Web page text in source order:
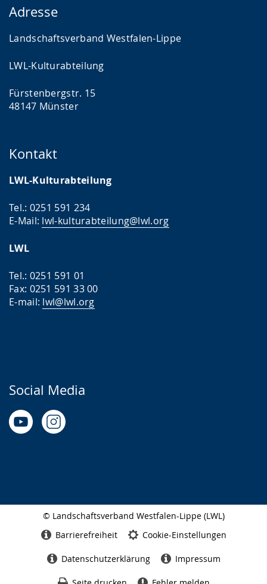
Adresse
Landschaftsverband Westfalen-Lippe
LWL-Kulturabteilung
Fürstenbergstr. 15
48147 Münster
Kontakt
LWL-Kulturabteilung
Tel.: 0251 591 234
E-Mail: lwl-kulturabteilung@lwl.org
LWL
Tel.: 0251 591 01
Fax: 0251 591 33 00
E-mail: lwl@lwl.org
Social Media
© Landschaftsverband Westfalen-Lippe (LWL)
Barrierefreiheit Cookie-Einstellungen
Datenschutzerklärung Impressum